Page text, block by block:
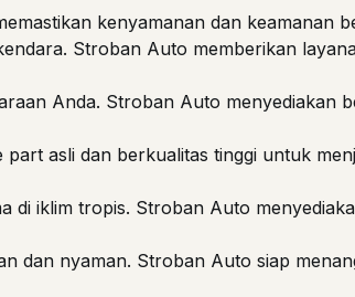
kenyamanan dan keamanan
Stroban Auto memberikan
Anda. Stroban Auto menyediakan
asli dan berkualitas tinggi untuk
di iklim tropis. Stroban Auto
dan nyaman. Stroban Auto siap